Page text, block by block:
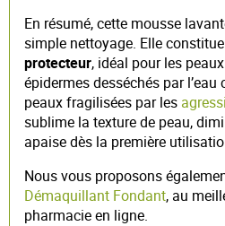
En résumé, cette mousse
simple nettoyage. Elle
protecteur, idéal pour les
épidermes desséchés par
peaux fragilisées par les
sublime la texture de peau,
apaise dès la première
Nous vous proposons
Démaquillant Fondant, au
pharmacie en ligne.